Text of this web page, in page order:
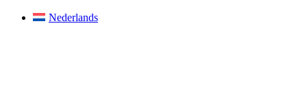
Nederlands